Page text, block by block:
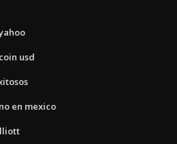
usd
en mexico